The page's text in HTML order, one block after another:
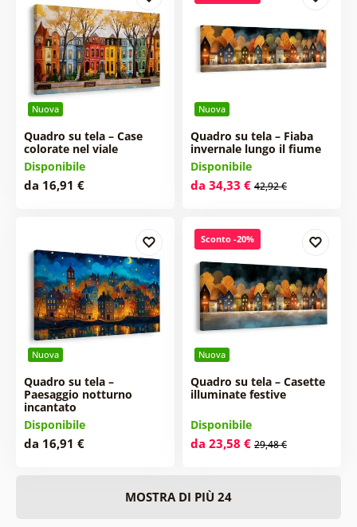
Nuova
Quadro su tela – Case
colorate nel viale
Disponibile
da 16,91 €
Nuova
Quadro su tela – Fiaba
invernale lungo il fiume
Disponibile
da 34,33 € 42,92 €
Nuova
Quadro su tela –
Paesaggio notturno
incantato
Disponibile
da 16,91 €
Nuova
Sconto -20%
Quadro su tela – Casette
illuminate festive
Disponibile
da 23,58 € 29,48 €
MOSTRA DI PIÙ 24